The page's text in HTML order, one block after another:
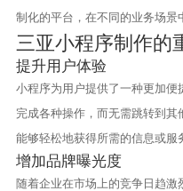
制化的平台，在不同的业务场景
三亚小程序制作的
提升用户体验
小程序为用户提供了一种更加
完成各种操作，而无需跳转到
能够轻松地获得所需的信息或服
增加品牌曝光度
随着企业在市场上的竞争日趋